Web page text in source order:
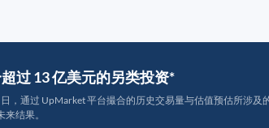
过 13 亿美元的另类投资*
，通过 UpMarket 平台撮合的历史交易量与估值预估所涉
结果。